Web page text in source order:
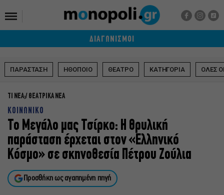
ΔΙΑΓΩΝΙΣΜΟΙ
ΠΑΡΑΣΤΑΣΗ ΗΘΟΠΟΙΟ ΘΕΑΤΡΟ ΚΑΤΗΓΟΡΙΑ ΟΛΕΣ
ΤΙ ΝΕΑ; ΘΕΑΤΡΙΚΑ ΝΕΑ
ΚΟΙΝΩΝΙΚΟ
Το Μεγάλο μας Τσίρκο: Η θρυλική
παράσταση έρχεται στον «Ελληνικό
Κόσμο» σε σκηνοθεσία Πέτρου Ζούλια
Προσθήκη ως αγαπημένη πηγή